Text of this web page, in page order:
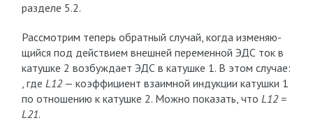
разделе 5.2.
Рассмотрим теперь обратный случай, когда изменяю­
щийся под действием внешней переменной ЭДС ток в
катушке 2 возбуждает ЭДС в катушке 1. В этом случае:
, где L12— коэффициент взаимной индукции катушки 1
по отношению к катушке 2. Можно показать, что L12 =
L21.